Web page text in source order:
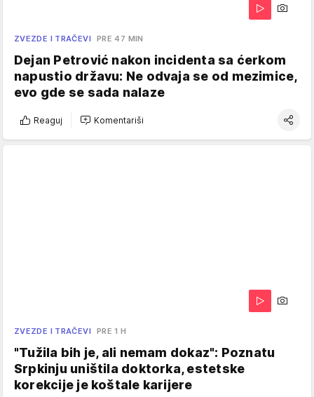
ZVEZDE I TRAČEVI PRE 47 MIN
Dejan Petrović nakon incidenta sa ćerkom
napustio državu: Ne odvaja se od mezimice,
evo gde se sada nalaze
Reaguj Komentariši
ZVEZDE I TRAČEVI PRE 1 H
"Tužila bih je, ali nemam dokaz": Poznatu
Srpkinju uništila doktorka, estetske
korekcije je koštale karijere